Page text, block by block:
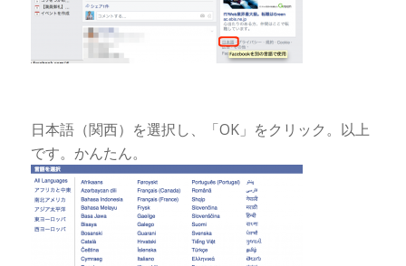
日本語（関西）を選択し、「OK」をクリック。以上
です。かんたん。